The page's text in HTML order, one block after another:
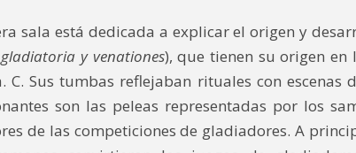
sala está dedicada a explicar el origen y
y venationes), que tienen su origen
C. Sus tumbas reflejaban rituales con escenas
son las peleas representadas por los
de las competiciones de gladiadores. A